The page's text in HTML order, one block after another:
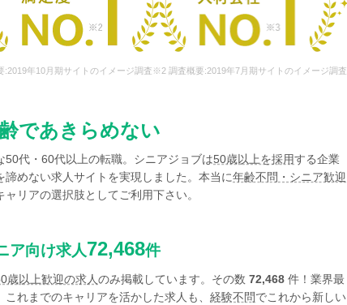
年10月期サイトのイメージ調査※2 調査概要:2019年7月期サイトのイメージ調査
であきらめない
代・60代以上の転職。シニアジョブは50歳以上を採用する企業
めない求人サイトを実現しました。本当に年齢不問・シニア歓迎
リアの選択肢としてご利用下さい。
ア向け求人72,468件
歳以上歓迎の求人のみ掲載しています。その数 72,468 件！業界最
れまでのキャリアを活かした求人も、 経験不問でこれから新しい